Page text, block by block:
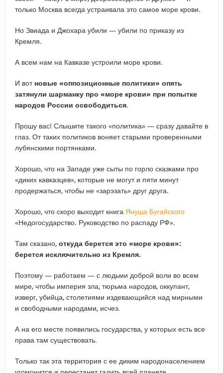
только Москва всегда устраивала это самое море крови.
Но Звиада и Джохара убили — убили по приказу из
Кремля.
А всем нам на Кавказе устроили море крови.
И вот новые «оппозиционные политики» опять
затянули шарманку про «море крови» при попытке
народов России освободиться.
Прошу вас! Слышите такого «политика» — сразу давайте в
глаз. От таких политиков воняет старыми проверенными
лубянскими портянками.
Хорошо, что на Западе уже сыты по горло сказками про
«диких кавказцев», которые не могут и пяти минут
продержаться, чтобы не «зарэзать» друг друга.
Хорошо, что скоро выходит книга Януша Бугайского
«Недогосударство. Руководство по распаду РФ».
Там сказано, откуда берется это «море крови»:
берется исключительно из Кремля.
Поэтому — работаем — с людьми доброй воли во всем
мире, чтобы империя зла, тюрьма народов, оккупант,
изверг, убийца, столетиями издевающийся над мирными
и свободными народами, исчез.
А на его месте появились государства, у которых есть все
права там существовать.
Только так эта территория с ее диким народонаселением